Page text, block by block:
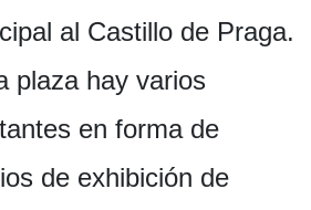
al Castillo de Praga.
plaza hay varios
en forma de
de exhibición de